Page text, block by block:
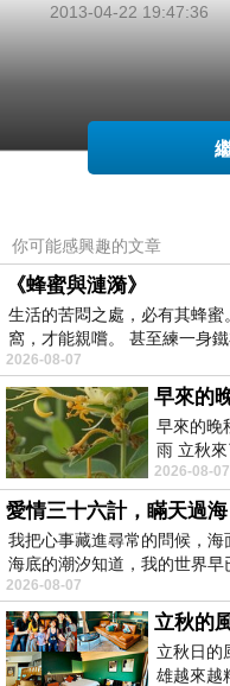
2013-04-22 19:47:36
你可能感興趣的文章
《蜂蜜與漣漪》
生活的苦悶之處，必有其蜂
窩，才能親嚐。 甚至練一身
2026-08-07
早來的
早來的
雨 立秋
下子 又被
2026-08-07
愛情三十六計，瞞天過海
我把心事藏進尋常的問候，
海底的潮汐知道，我的世界早
2026-08-07
立秋的
立秋日的
雄越來越